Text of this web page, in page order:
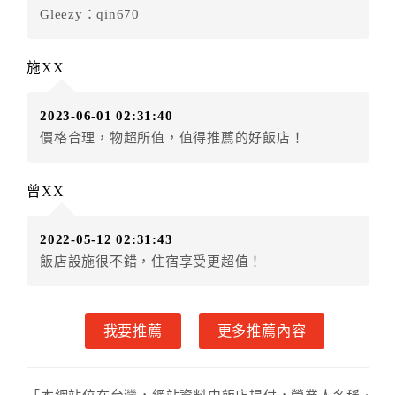
．訂房者因故辦理訂單異動，本飯店可接受
．訂房者使用「保留住宿金額」時，請注意！為避免飯
件放棄訂單（住宿權益）。 （限原訂飯店使用）
．每筆訂單異動限定乙次，限原訂飯店，異動完成後不
．訂單異動後，訂單費用總計大於原訂單費用總計時，
訂房者不得要求退其差額。限原訂飯店
◎住房日7天前辦理者，訂單費用扣除總計0%為手續費
◎住房日4天前辦理者，訂單費用扣除總計25%為手續費
Gleezy：qin670
施XX
2023-06-01 02:31:40
價格合理，物超所值，值得推薦的好飯店！
曾XX
2022-05-12 02:31:43
飯店設施很不錯，住宿享受更超值！
我要推薦 更多推薦內容